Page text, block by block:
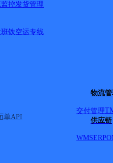
控发货管理
铁空运专线
单API
物流
交付管理
供应链
WMSERP
县,新乡市,
号码
地址
和国际花
县：城区